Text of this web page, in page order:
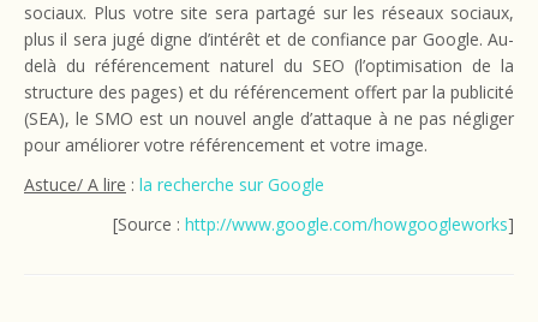
sociaux. Plus votre site sera partagé sur les réseaux sociaux,
plus il sera jugé digne d’intérêt et de confiance par Google. Au-
delà du référencement naturel du SEO (l’optimisation de la
structure des pages) et du référencement offert par la publicité
(SEA), le SMO est un nouvel angle d’attaque à ne pas négliger
pour améliorer votre référencement et votre image.
Astuce/ A lire : la recherche sur Google
[Source : http://www.google.com/howgoogleworks]